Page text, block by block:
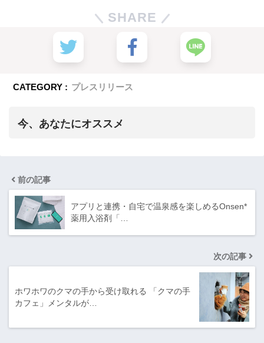
SHARE
CATEGORY : プレスリリース
今、あなたにオススメ
前の記事
アプリと連携・自宅で温泉感を楽しめるOnsen*
薬用入浴剤「…
次の記事
ホワホワのクマの手から受け取れる 「クマの手
カフェ」メンタルが…